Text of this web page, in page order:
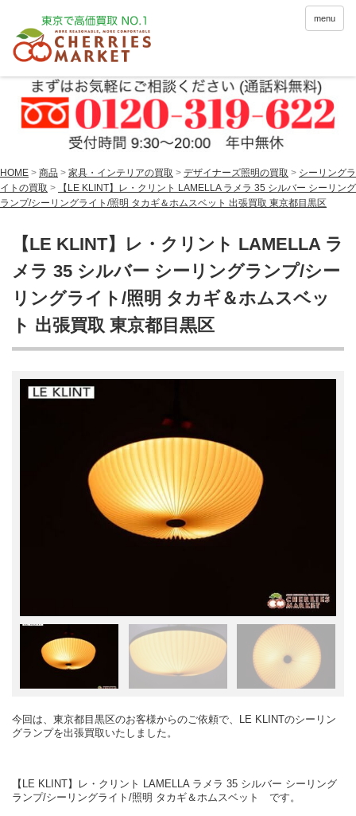
menu
HOME > 商品 > 家具・インテリアの買取 > デザイナーズ照明の買取 > シーリングラ
イトの買取 >
【LE KLINT】レ・クリント LAMELLA ラメラ 35 シルバー シーリング
ランプ/シーリングライト/照明 タカギ＆ホムスベット 出張買取 東京都目黒区
【LE KLINT】レ・クリント LAMELLA ラ
メラ 35 シルバー シーリングランプ/シー
リングライト/照明 タカギ＆ホムスベッ
ト 出張買取 東京都目黒区
今回は、東京都目黒区のお客様からのご依頼で、LE KLINTのシーリン
グランプを出張買取いたしました。
【LE KLINT】レ・クリント LAMELLA ラメラ 35 シルバー シーリング
ランプ/シーリングライト/照明 タカギ＆ホムスベット です。